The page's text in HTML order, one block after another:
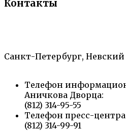
Контакты
Санкт-Петербург, Невский
Телефон
Аничкова Дворца:
(812) 314-95-55
Телефон пресс-
(812) 314-99-91